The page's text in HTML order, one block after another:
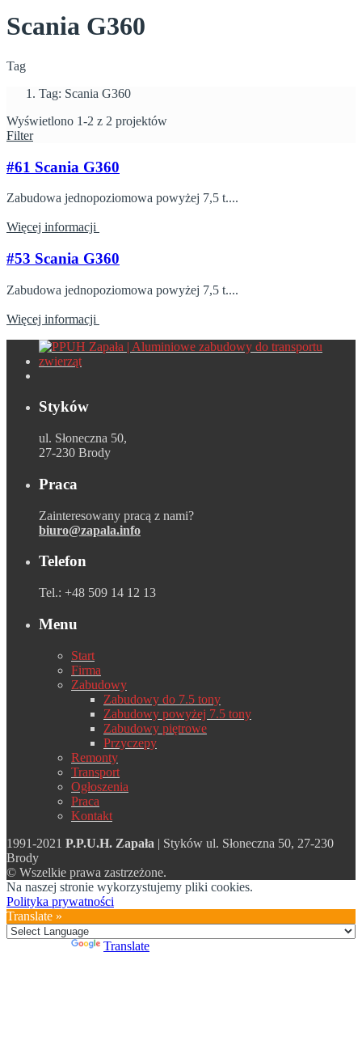
Scania G360
Tag
Tag: Scania G360
Wyświetlono 1-2 z 2 projektów
Filter
#61 Scania G360
Zabudowa jednopoziomowa powyżej 7,5 t....
Więcej informacji
#53 Scania G360
Zabudowa jednopoziomowa powyżej 7,5 t....
Więcej informacji
Styków
ul. Słoneczna 50,
27-230 Brody
Praca
Zainteresowany pracą z nami?
biuro@zapala.info
Telefon
Tel.: +48 509 14 12 13
Menu
Start
Firma
Zabudowy
Zabudowy do 7.5 tony
Zabudowy powyżej 7.5 tony
Zabudowy piętrowe
Przyczepy
Remonty
Transport
Ogłoszenia
Praca
Kontakt
1991-2021 P.P.U.H. Zapała | Styków ul. Słoneczna 50, 27-230
Brody
© Wszelkie prawa zastrzeżone.
Na naszej stronie wykorzystujemy pliki cookies.
Polityka prywatności
Translate »
Translate